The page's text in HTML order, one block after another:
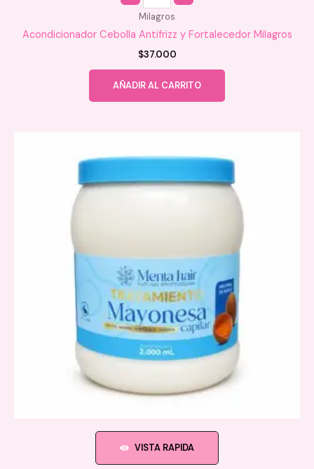
Milagros
Acondicionador Cebolla Antifrizz y Fortalecedor Milagros
$37.000
AÑADIR AL CARRITO
VISTA RAPIDA